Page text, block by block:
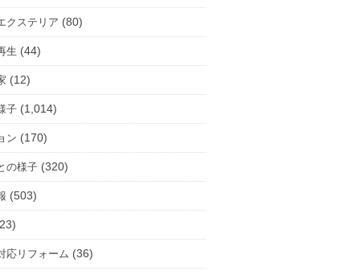
クステリア (80)
生 (44)
(12)
子 (1,014)
ン (170)
の様子 (320)
(503)
応リフォーム (36)